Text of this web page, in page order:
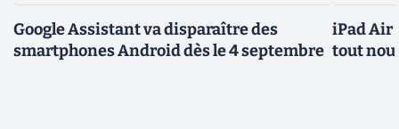
Google Assistant va disparaître des
smartphones Android dès le 4 septembre
iPad Air
tout